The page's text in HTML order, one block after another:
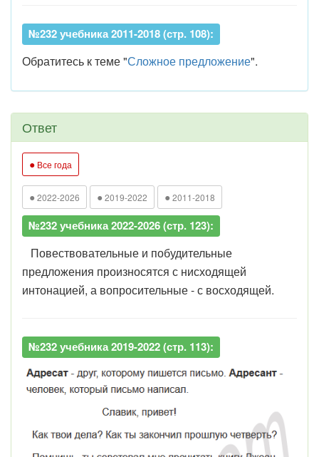
№232 учебника 2011-2018 (стр. 108):
Обратитесь к теме "Сложное предложение".
Ответ
● Все года
● 2022-2026 ● 2019-2022 ● 2011-2018
№232 учебника 2022-2026 (стр. 123):
Повествовательные и побудительные
предложения произносятся с нисходящей
интонацией, а вопросительные - с восходящей.
№232 учебника 2019-2022 (стр. 113):